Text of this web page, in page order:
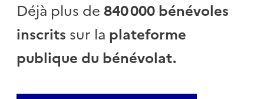
Déjà plus de840 000 bénévoles
inscrits sur la plateforme
publique du bénévolat.